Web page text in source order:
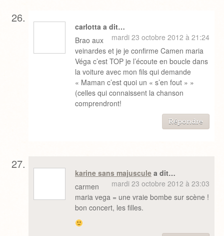
carlotta a dit…
mardi 23 octobre 2012 à 21:24
Brao aux
veinardes et je je confirme Camen maria
Véga c’est TOP je l’écoute en boucle dans
la voiture avec mon fils qui demande
« Maman c’est quoi un « s’en fout » »
(celles qui connaissent la chanson
comprendront!
Répondre
karine sans majusculea dit…
mardi 23 octobre 2012 à 23:03
carmen
maria vega = une vraie bombe sur scène !
bon concert, les filles.